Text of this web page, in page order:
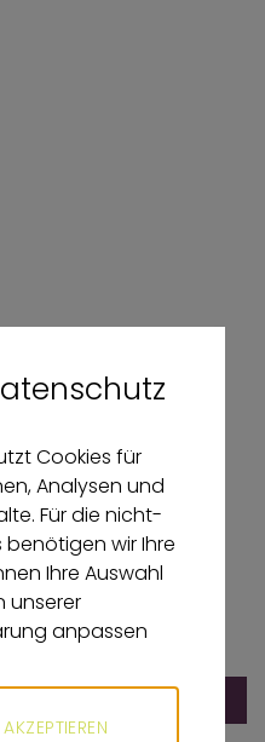
Cookies für
Analysen und
Für die nicht-
benötigen wir Ihre
Ihre Auswahl
unserer
anpassen